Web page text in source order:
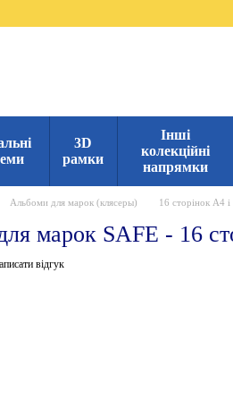
3D
рамки
Інші
колекційні
напрямки
Альбоми для марок (клясеры) 16 сторінок А4
марок SAFE - 16
відгук